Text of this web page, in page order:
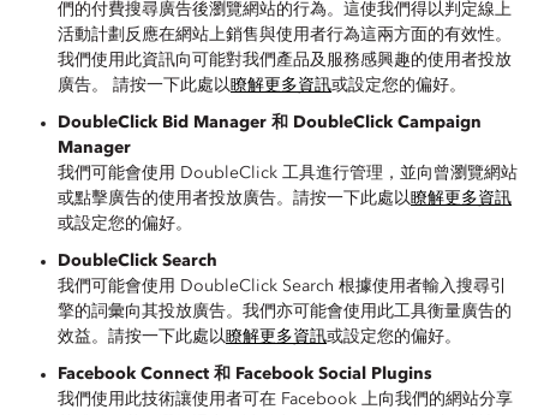
們的付費搜尋廣告後瀏覽網站的行為。這使我們得以判定線上
活動計劃反應在網站上銷售與使用者行為這兩方面的有效性。
我們使用此資訊向可能對我們產品及服務感興趣的使用者投放
廣告。 請按一下此處以瞭解更多資訊或設定您的偏好。
DoubleClick Bid Manager 和 DoubleClick Campaign
Manager
我們可能會使用 DoubleClick 工具進行管理，並向曾瀏覽網站
或點擊廣告的使用者投放廣告。請按一下此處以瞭解更多資訊
或設定您的偏好。
DoubleClick Search
我們可能會使用 DoubleClick Search 根據使用者輸入搜尋引
擎的詞彙向其投放廣告。我們亦可能會使用此工具衡量廣告的
效益。請按一下此處以瞭解更多資訊或設定您的偏好。
Facebook Connect 和 Facebook Social Plugins
我們使用此技術讓使用者可在 Facebook 上向我們的網站分享